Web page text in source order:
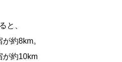
と、
約8km。
約10km